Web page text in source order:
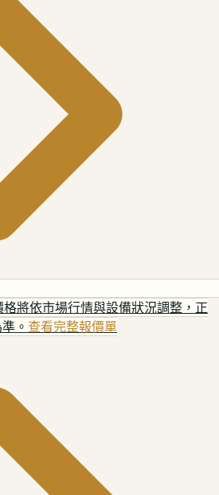
格將依市場行情與設備狀況調整，正
。 查看完整報價單